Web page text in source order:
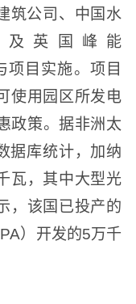
筑公司、中国水
英国峰能
项目实施。项目
使用园区所发电
政策。据非洲太
据库统计，加纳
瓦，其中大型光
，该国已投产的
）开发的5万千